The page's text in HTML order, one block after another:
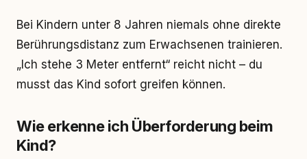
Bei Kindern unter 8 Jahren niemals ohne direkte
Berührungsdistanz zum Erwachsenen trainieren.
„Ich stehe 3 Meter entfernt“ reicht nicht – du
musst das Kind sofort greifen können.
Wie erkenne ich Überforderung beim
Kind?